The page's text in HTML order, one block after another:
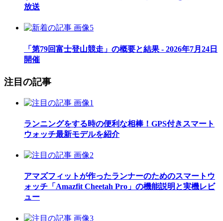
放送
「第79回富士登山競走」の概要と結果 - 2026年7月24日
開催
注目の記事
ランニングをする時の便利な相棒！GPS付きスマート
ウォッチ最新モデルを紹介
アマズフィットが作ったランナーのためのスマートウ
ォッチ「Amazfit Cheetah Pro」の機能説明と実機レビ
ュー